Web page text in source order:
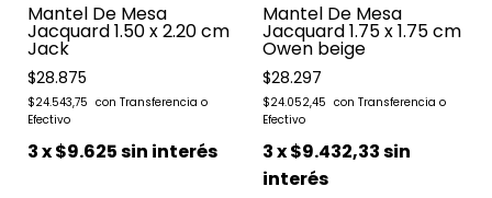
Mantel De Mesa
Jacquard 1.50 x 2.20 cm
Jack
$28.875
$24.543,75
3x$9.625sin interés
Mantel De Mesa
Jacquard 1.75 x 1.75 cm
Owen beige
$28.297
$24.052,45
3x$9.432,33sin
interés